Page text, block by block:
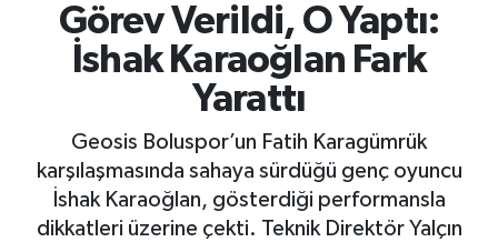
Görev Verildi, O Yaptı:
İshak Karaoğlan Fark
Yarattı
Geosis Boluspor’un Fatih Karagümrük
karşılaşmasında sahaya sürdüğü genç oyuncu
İshak Karaoğlan, gösterdiği performansla
dikkatleri üzerine çekti. Teknik Direktör Yalçın